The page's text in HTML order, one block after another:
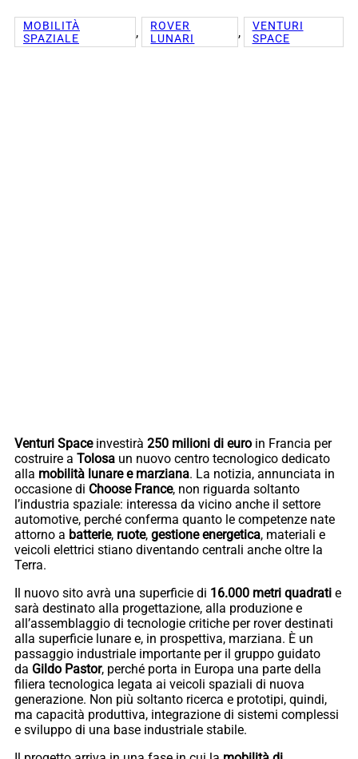
MOBILITÀ
SPAZIALE
,
ROVER
LUNARI
,
VENTURI
SPACE
Venturi Spaceinvestirà 250 milioni di euro in Francia per
costruire a Tolosa un nuovo centro tecnologico dedicato
alla mobilità lunare e marziana. La notizia, annunciata in
occasione di Choose France, non riguarda soltanto
l’industria spaziale: interessa da vicino anche il settore
automotive, perché conferma quanto le competenze nate
attorno a batterie, ruote, gestione energetica, materiali e
veicoli elettrici stiano diventando centrali anche oltre la
Terra.
Il nuovo sito avrà una superficie di 16.000 metri quadrati e
sarà destinato alla progettazione, alla produzione e
all’assemblaggio di tecnologie critiche per rover destinati
alla superficie lunare e, in prospettiva, marziana. È un
passaggio industriale importante per il gruppo guidato
da Gildo Pastor, perché porta in Europa una parte della
filiera tecnologica legata ai veicoli spaziali di nuova
generazione. Non più soltanto ricerca e prototipi, quindi,
ma capacità produttiva, integrazione di sistemi complessi
e sviluppo di una base industriale stabile.